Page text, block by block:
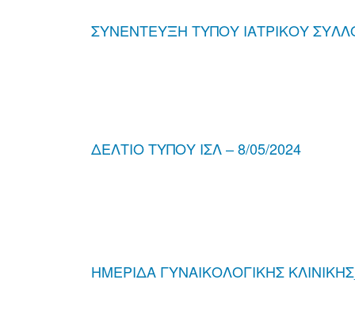
ΣΥΝΕΝΤΕΥΞΗ ΤΥΠΟΥ ΙΑΤΡΙΚΟΥ
ΔΕΛΤΙΟ ΤΥΠΟΥ ΙΣΛ – 8/05/2024
ΗΜΕΡΙΔΑ ΓΥΝΑΙΚΟΛΟΓΙΚΗΣ